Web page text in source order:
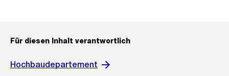
Für diesen Inhalt verantwortlich
Hochbaudepartement